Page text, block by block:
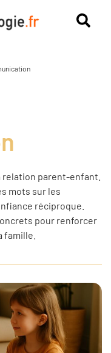
parent-enfant.
mots sur les
réciproque.
pour renforcer
famille.